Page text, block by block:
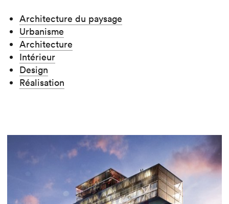
Architecture du paysage
Urbanisme
Architecture
Intérieur
Design
Réalisation